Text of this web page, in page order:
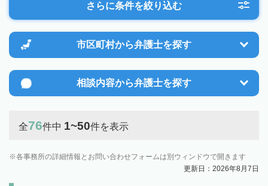
さらに条件を絞り込む
市区町村から弁護士を探す
相談内容から弁護士を探す
全76件中 1~50件を表示
各事務所の詳細情報とお問い合わせフォームは別ウィンドウで開きます
更新日：2026年8月7日